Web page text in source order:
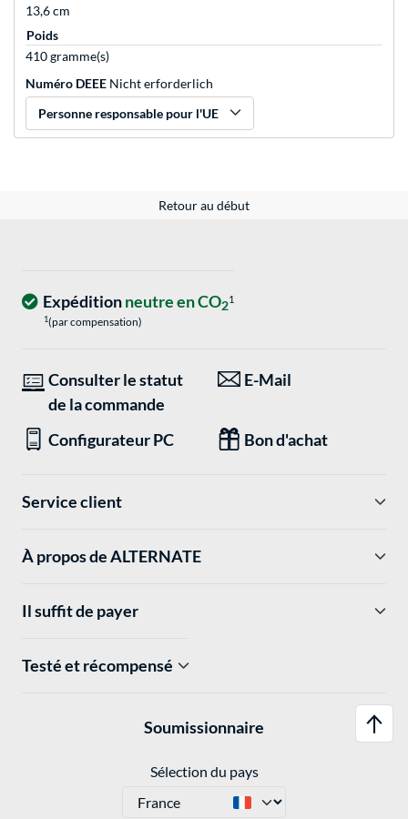
13,6 cm
Poids
410 gramme(s)
Numéro DEEE Nicht erforderlich
Personne responsable pour l'UE
Retour au début
Expéditionneutre en CO21
1(par compensation)
Consulter le statut
de la commande
E-Mail
Configurateur PC Bon d'achat
Service client
À propos de ALTERNATE
Il suffit de payer
Testé et récompensé
Soumissionnaire
Sélection du pays